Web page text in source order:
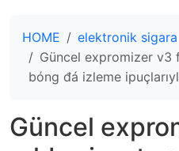
HOME
elektronik sigara
Güncel expromizer
bóng đá izleme
Güncel